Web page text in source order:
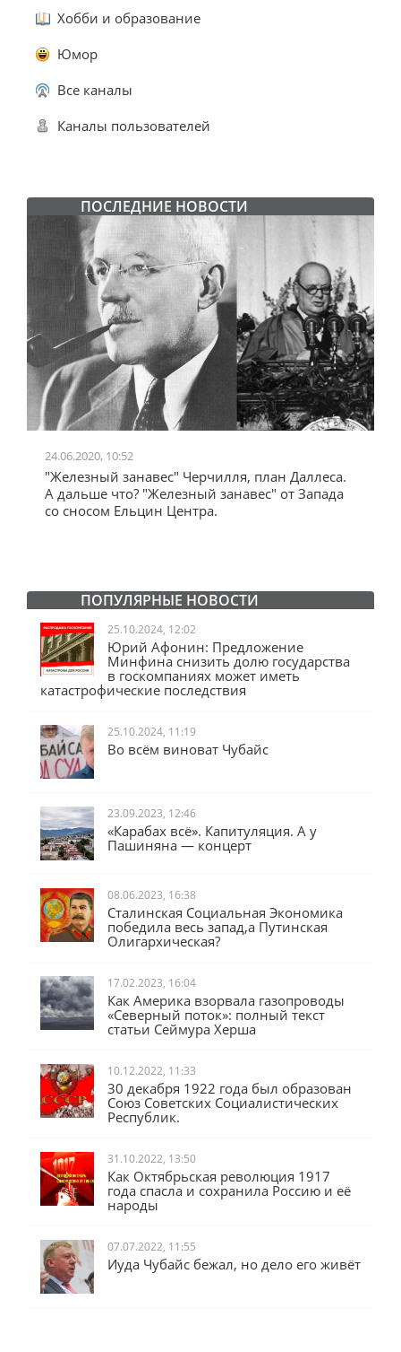
Хобби и образование
Юмор
Все каналы
Каналы пользователей
ПОСЛЕДНИЕ НОВОСТИ
24.06.2020, 10:52
"Железный занавес" Черчилля, план Даллеса.
А дальше что? "Железный занавес" от Запада
со сносом Ельцин Центра.
ПОПУЛЯРНЫЕ НОВОСТИ
25.10.2024, 12:02
Юрий Афонин: Предложение
Минфина снизить долю государства
в госкомпаниях может иметь
катастрофические последствия
25.10.2024, 11:19
Во всём виноват Чубайс
23.09.2023, 12:46
«Карабах всё». Капитуляция. А у
Пашиняна — концерт
08.06.2023, 16:38
Сталинская Социальная Экономика
победила весь запад,а Путинская
Олигархическая?
17.02.2023, 16:04
Как Америка взорвала газопроводы
«Северный поток»: полный текст
статьи Сеймура Херша
10.12.2022, 11:33
30 декабря 1922 года был образован
Союз Советских Социалистических
Республик.
31.10.2022, 13:50
Как Октябрьская революция 1917
года спасла и сохранила Россию и её
народы
07.07.2022, 11:55
Иуда Чубайс бежал, но дело его живёт